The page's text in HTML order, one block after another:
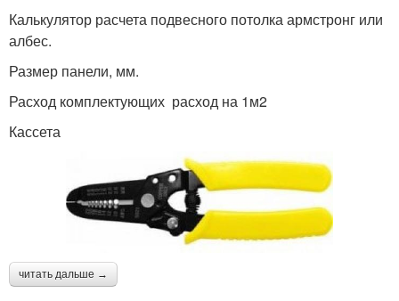
Калькулятор расчета подвесного потолка армстронг или
албес.
Размер панели, мм.
Расход комплектующих расход на 1м2
Кассета
читать дальше →